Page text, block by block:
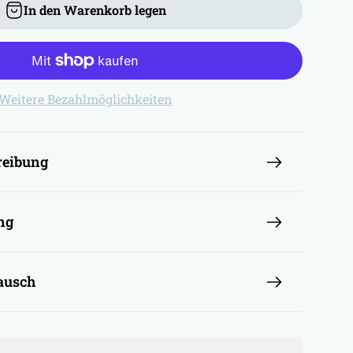
In den Warenkorb legen
Weitere Bezahlmöglichkeiten